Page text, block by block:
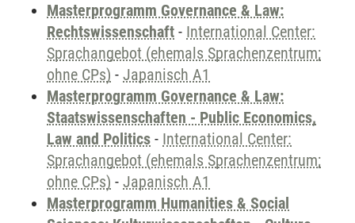
Masterprogramm Governance & Law:
Rechtswissenschaft - International Center:
Sprachangebot (ehemals Sprachenzentrum;
ohne CPs) - Japanisch A1
Masterprogramm Governance & Law:
Staatswissenschaften - Public Economics,
Law and Politics - International Center:
Sprachangebot (ehemals Sprachenzentrum;
ohne CPs) - Japanisch A1
Masterprogramm Humanities & Social